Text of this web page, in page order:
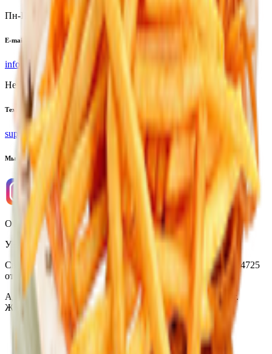
Пн-Пт: 8:00 - 17:00
E-mail
info@yoda.by
Не для электронных обращений
Тех. поддержка
support@yoda.by
Мы в соцсетях
ООО «Торговая сеть «Продмир»
УНП 490314725
Свидетельство о государственной регистрации № 490314725
от 30.05.2003г выдано Гомельским облисполкомом
Адрес: 247210, Республика Беларусь, Гомельская обл., г.
Жлобин, ул. Козлова 2-А